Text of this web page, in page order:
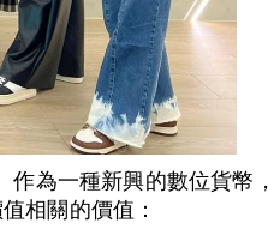
為一種新興的數位貨幣
相關的價值：